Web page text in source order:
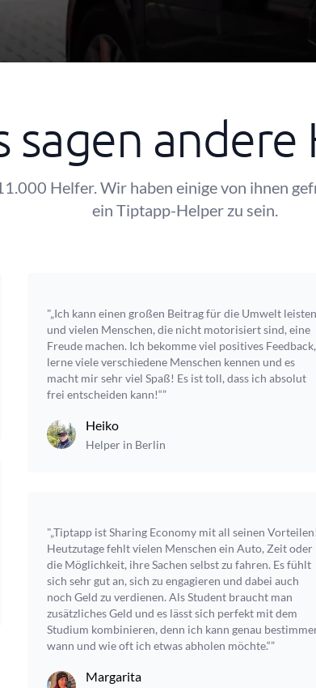
sagen andere
Helfer. Wir haben einige von ihnen
ein Tiptapp-Helper zu sein.
"„Ich kann einen großen Beitrag für die Umwelt leisten
und vielen Menschen, die nicht motorisiert sind, eine
Freude machen. Ich bekomme viel positives Feedback,
lerne viele verschiedene Menschen kennen und es
macht mir sehr viel Spaß! Es ist toll, dass ich absolut
frei entscheiden kann!“”
Heiko
Helper in Berlin
"„Tiptapp ist Sharing Economy mit all seinen Vorteilen!
Heutzutage fehlt vielen Menschen ein Auto, Zeit oder
die Möglichkeit, ihre Sachen selbst zu fahren. Es fühlt
sich sehr gut an, sich zu engagieren und dabei auch
noch Geld zu verdienen. Als Student braucht man
zusätzliches Geld und es lässt sich perfekt mit dem
Studium kombinieren, denn ich kann genau
wann und wie oft ich etwas abholen möchte.“”
Margarita